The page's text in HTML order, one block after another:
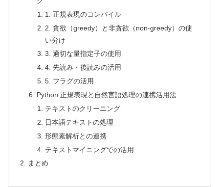
1. 正規表現のコンパイル
2. 貪欲（greedy）と非貪欲（non-greedy）の使
い分け
3. 適切な量指定子の使用
4. 先読み・後読みの活用
5. フラグの活用
Python 正規表現と自然言語処理の連携活用法
テキストのクリーニング
日本語テキストの処理
形態素解析との連携
テキストマイニングでの活用
まとめ